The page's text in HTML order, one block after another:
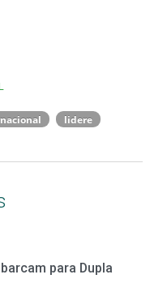
lidere
para Dupla